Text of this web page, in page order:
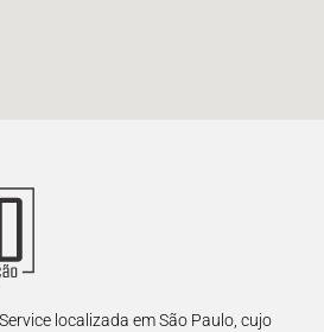
localizada em São Paulo, cujo